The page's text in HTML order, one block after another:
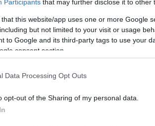
Participants that may further disclose it to other
that this website/app uses one or more Google
but not limited to your visit or usage
to Google and its third-party tags to use your
consent section.
Data Processing Opt Outs
opt-out of the Sharing of my personal data.
OKT. 19.
Nem Hamilton, de nem is
minden idők
egyenlített ki. De nem mindenki dönt a
al való interjúban
ki minden idők legjobbja: [&hellip;]